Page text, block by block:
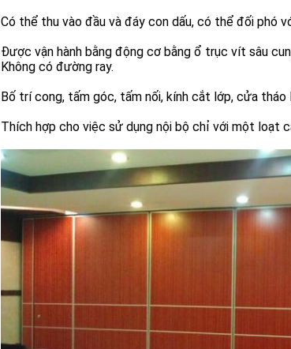
Có thể thu vào đầu và đáy con dấu, có thể đối phó
Được vận hành bằng động cơ bằng ổ trục vít sâu
Không có đường ray.
Bố trí cong, tấm góc, tấm nối, kính cắt lớp, cửa
Thích hợp cho việc sử dụng nội bộ chỉ với một loạt